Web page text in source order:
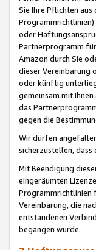
Sie Ihre Pflichten
Programmrichtlinien)
oder
Partnerprogramm
Amazon durch Sie
dieser Vereinbarung
oder künftig
gemeinsam mit
das
gegen die
Wir dürfen
sicherzustellen,
Mit Beendigung
eingeräumten
Programmrichtlinien
Vereinbarung, die
entstandenen
begangen wurde.